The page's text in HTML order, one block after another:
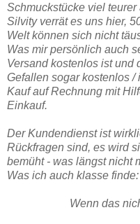
Schmuckstücke viel teurer
Silvity verrät es uns hier,
Welt können sich nicht
Was mir persönlich auch
Versand kostenlos ist und
Gefallen sogar kostenlos
Kauf auf Rechnung mit
Einkauf.
Der Kundendienst ist
Rückfragen sind, es wird
bemüht - was längst nicht
Was ich auch klasse finde:
Wenn das